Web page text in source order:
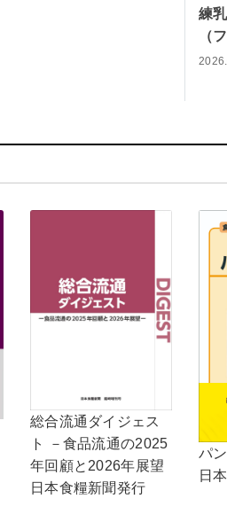
練
（
総合流通ダイジェス
ト －食品流通の2025
年回顧と2026年展望
日本食糧新聞発行
パ
日